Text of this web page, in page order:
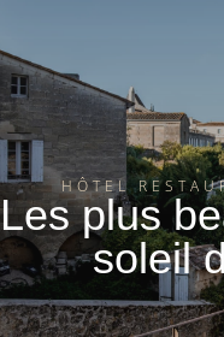
HÔTEL
Les plus
soleil